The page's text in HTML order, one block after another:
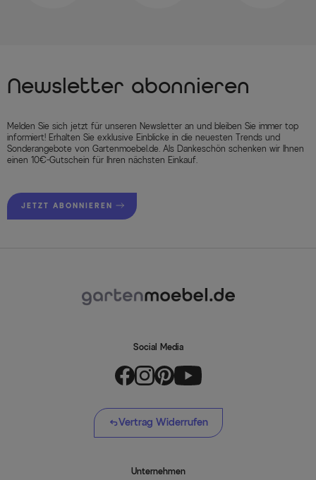
Newsletter abonnieren
Melden Sie sich jetzt für unseren Newsletter an und bleiben Sie immer top
informiert! Erhalten Sie exklusive Einblicke in die neuesten Trends und
Sonderangebote von Gartenmoebel.de. Als Dankeschön schenken wir Ihnen
einen 10€-Gutschein für Ihren nächsten Einkauf.
JETZT ABONNIEREN
Social Media
Vertrag Widerrufen
Unternehmen